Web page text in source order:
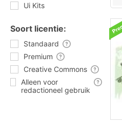
Ui Kits
Soort licentie:
Standaard
Premium
Creative Commons
Alleen voor
redactioneel gebruik